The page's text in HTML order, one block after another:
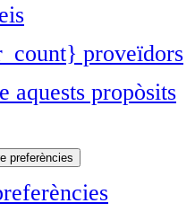
proveïdors
aquests propòsits
preferències